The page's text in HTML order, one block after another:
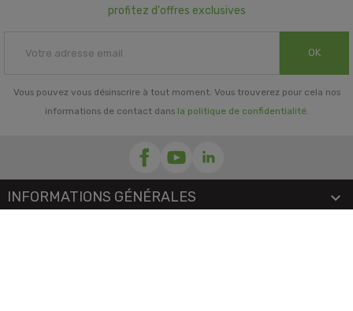
profitez d'offres exclusives
OK
Vous pouvez vous désinscrire à tout moment. Vous trouverez pour cela nos
informations de contact dans la politique de confidentialité.
INFORMATIONS GÉNÉRALES 